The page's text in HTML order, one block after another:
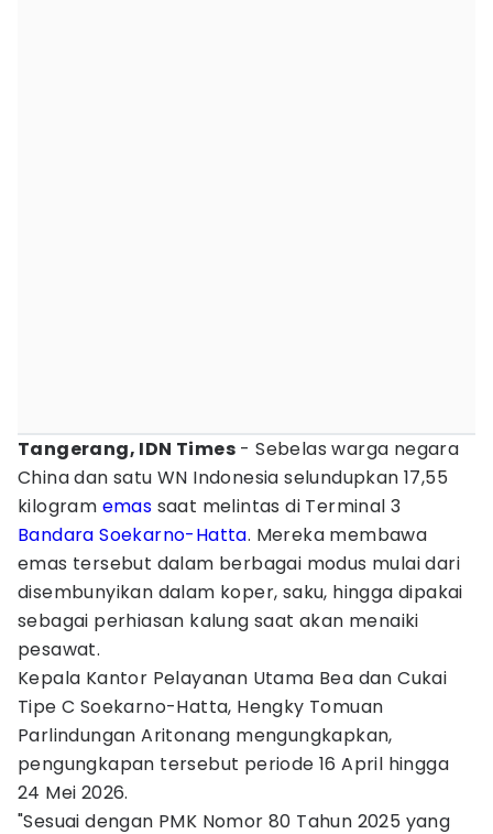
Tangerang, IDN Times - Sebelas warga negara
China dan satu WN Indonesia selundupkan 17,55
kilogram emas saat melintas di Terminal 3
Bandara Soekarno-Hatta. Mereka membawa
emas tersebut dalam berbagai modus mulai dari
disembunyikan dalam koper, saku, hingga dipakai
sebagai perhiasan kalung saat akan menaiki
pesawat.
Kepala Kantor Pelayanan Utama Bea dan Cukai
Tipe C Soekarno-Hatta, Hengky Tomuan
Parlindungan Aritonang mengungkapkan,
pengungkapan tersebut periode 16 April hingga
24 Mei 2026.
"Sesuai dengan PMK Nomor 80 Tahun 2025 yang